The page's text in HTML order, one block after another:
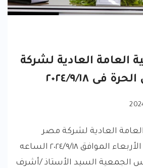
العامة العادية لشركة
فى ٢٠٢٤/٩/١٨
العادية لشركة مصر
للأسواق الحرة يوم الأربعاء الموافق ٢٠٢٤/٩/١٨ الساعه
الجمعية السيد الأستاذ /أشرف